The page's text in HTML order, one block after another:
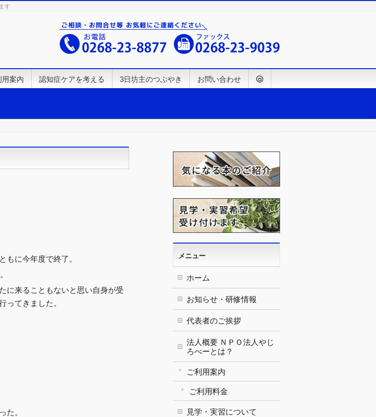
す
用案内 認知症ケアを考える 3日坊主のつぶやき お問い合わせ
もに今年度で終了。
に来ることもないと思い自身が受
ってきました。
た。
メニュー
ホーム
お知らせ・研修情報
代表者のご挨拶
法人概要 ＮＰＯ法人やじ
ろべーとは？
ご利用案内
ご利用料金
見学・実習について